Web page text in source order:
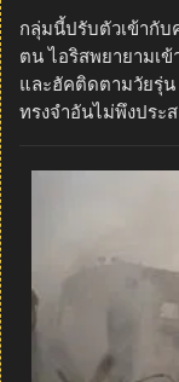
กลุ่มนี้ปรับตัวเข้ากับ
ตน ไอริสพยายามเ
และฮัคติดตามวัยรุ่
ทรงจำอันไม่พึงประ